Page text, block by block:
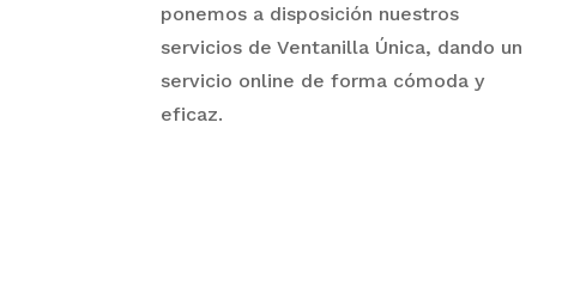
ponemos a disposición nuestros
servicios de Ventanilla Única, dando un
servicio online de forma cómoda y
eficaz.